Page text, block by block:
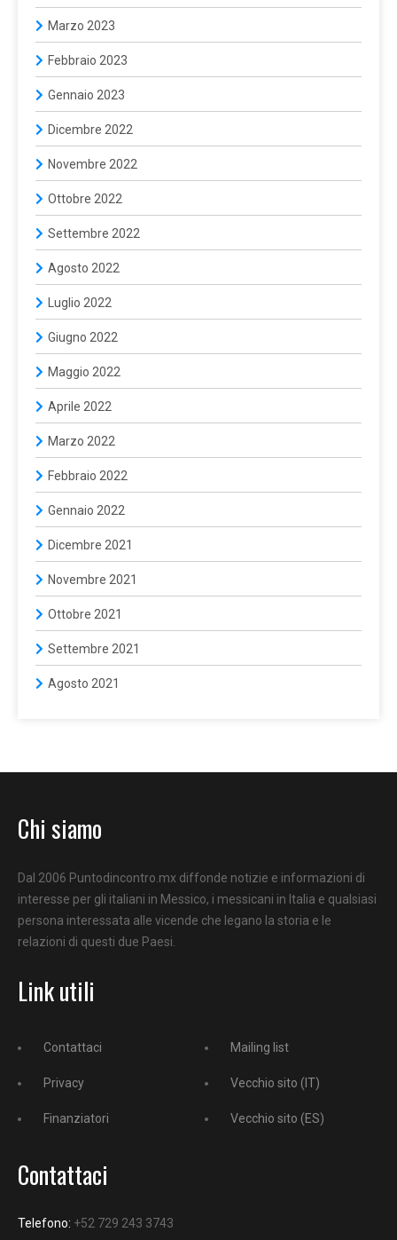
Marzo 2023
Febbraio 2023
Gennaio 2023
Dicembre 2022
Novembre 2022
Ottobre 2022
Settembre 2022
Agosto 2022
Luglio 2022
Giugno 2022
Maggio 2022
Aprile 2022
Marzo 2022
Febbraio 2022
Gennaio 2022
Dicembre 2021
Novembre 2021
Ottobre 2021
Settembre 2021
Agosto 2021
Chi siamo
Dal 2006 Puntodincontro.mx diffonde notizie e informazioni di
interesse per gli italiani in Messico, i messicani in Italia e qualsiasi
persona interessata alle vicende che legano la storia e le
relazioni di questi due Paesi.
Link utili
Contattaci
Privacy
Finanziatori
Mailing list
Vecchio sito (IT)
Vecchio sito (ES)
Contattaci
Telefono: +52 729 243 3743